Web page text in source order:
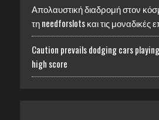
Απολαυστική διαδρομή στον
τη needforslots και τις μοναδικές
Caution prevails dodging cars
high score